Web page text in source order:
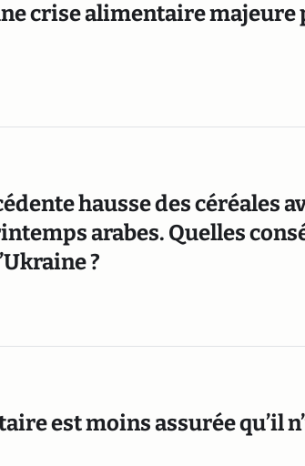
crise alimentaire
hausse des céréales
arabes. Quelles
?
est moins assurée qu’il